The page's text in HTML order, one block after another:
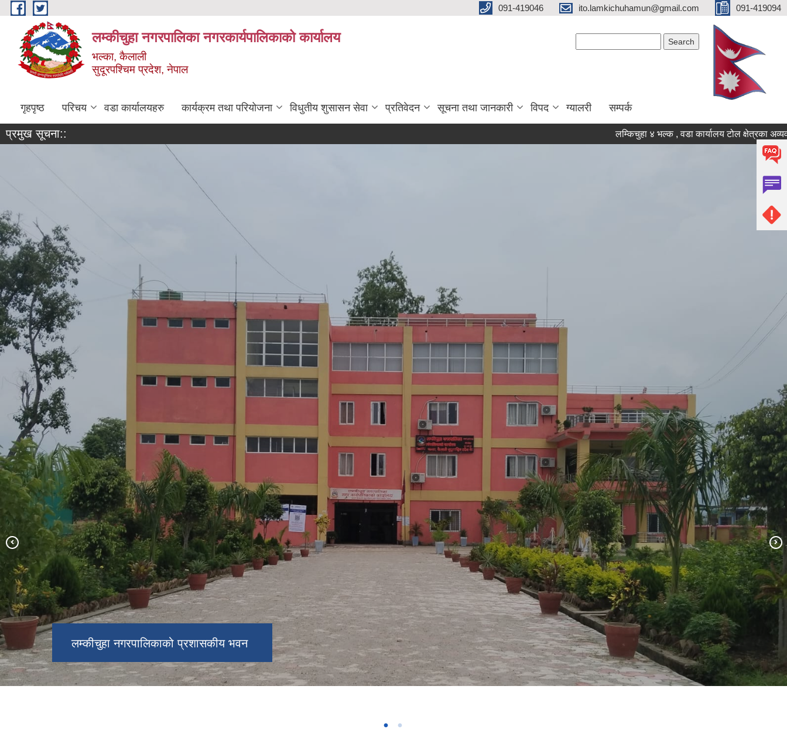
Skip to main content 091-419046 ito.lamkichuhamun@gmail.com 091-419094
लम्कीचुहा नगरपालिका नगरकार्यपालिकाको कार्यालय
भल्का, कैलाली
सुदूरपश्चिम प्रदेश, नेपाल
गृहपृष्ठ परिचय वडा कार्यालयहरु कार्यक्रम तथा परियोजना विधुतीय शुसासन सेवा प्रतिवेदन सूचना तथा जानकारी विपद ग्यालरी सम्पर्क
प्रमुख सूचना::
लम्कीचुहा नगरपालिकाको प्रशासकीय भवन